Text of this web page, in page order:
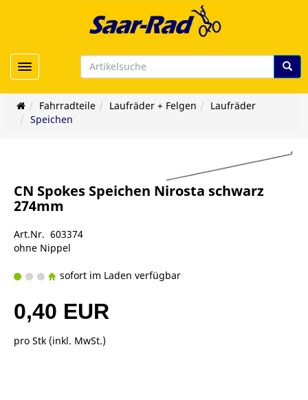
Toggle navigation
Fahrradteile Laufräder + Felgen
Laufräder
Speichen
CN Spokes Speichen Nirosta schwarz
274mm
Art.Nr. 603374
ohne Nippel
sofort im Laden verfügbar
0,40 EUR
pro Stk (inkl. MwSt.)